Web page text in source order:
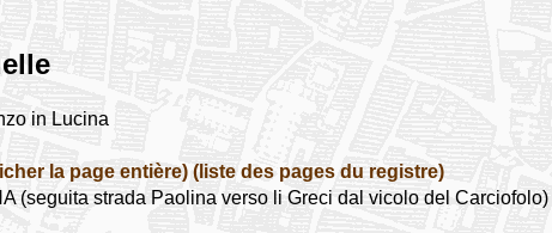
in Lucina
la page entière) (liste des pages du registre)
(seguita strada Paolina verso li Greci dal vicolo del Carciofolo)